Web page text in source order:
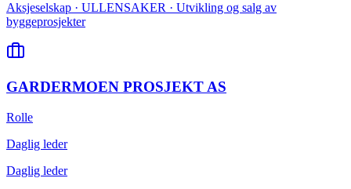
Aksjeselskap · ULLENSAKER · Utvikling og salg av
byggeprosjekter
GARDERMOEN PROSJEKT AS
Rolle
Daglig leder
Daglig leder